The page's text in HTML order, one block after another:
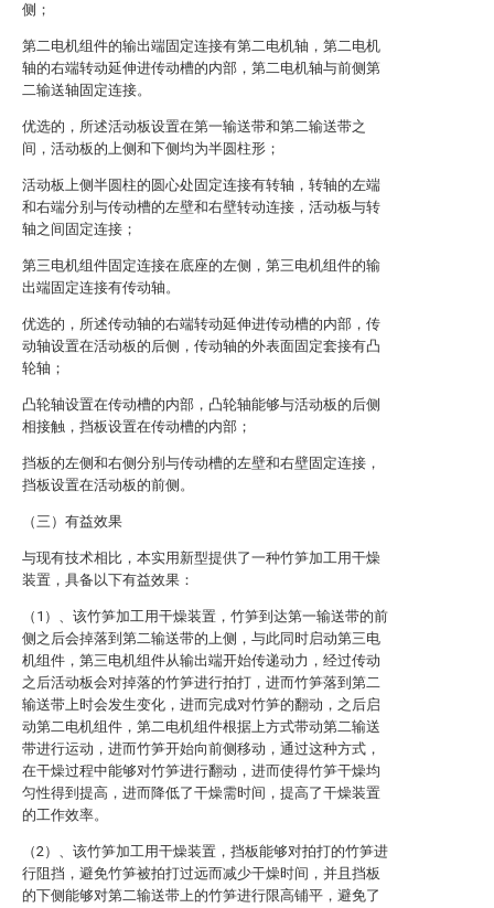
侧；
第二电机组件的输出端固定连接有第二电机轴，第二电机
轴的右端转动延伸进传动槽的内部，第二电机轴与前侧第
二输送轴固定连接。
优选的，所述活动板设置在第一输送带和第二输送带之
间，活动板的上侧和下侧均为半圆柱形；
活动板上侧半圆柱的圆心处固定连接有转轴，转轴的左端
和右端分别与传动槽的左壁和右壁转动连接，活动板与转
轴之间固定连接；
第三电机组件固定连接在底座的左侧，第三电机组件的输
出端固定连接有传动轴。
优选的，所述传动轴的右端转动延伸进传动槽的内部，传
动轴设置在活动板的后侧，传动轴的外表面固定套接有凸
轮轴；
凸轮轴设置在传动槽的内部，凸轮轴能够与活动板的后侧
相接触，挡板设置在传动槽的内部；
挡板的左侧和右侧分别与传动槽的左壁和右壁固定连接，
挡板设置在活动板的前侧。
（三）有益效果
与现有技术相比，本实用新型提供了一种竹笋加工用干燥
装置，具备以下有益效果：
（1）、该竹笋加工用干燥装置，竹笋到达第一输送带的前
侧之后会掉落到第二输送带的上侧，与此同时启动第三电
机组件，第三电机组件从输出端开始传递动力，经过传动
之后活动板会对掉落的竹笋进行拍打，进而竹笋落到第二
输送带上时会发生变化，进而完成对竹笋的翻动，之后启
动第二电机组件，第二电机组件根据上方式带动第二输送
带进行运动，进而竹笋开始向前侧移动，通过这种方式，
在干燥过程中能够对竹笋进行翻动，进而使得竹笋干燥均
匀性得到提高，进而降低了干燥需时间，提高了干燥装置
的工作效率。
（2）、该竹笋加工用干燥装置，挡板能够对拍打的竹笋进
行阻挡，避免竹笋被拍打过远而减少干燥时间，并且挡板
的下侧能够对第二输送带上的竹笋进行限高铺平，避免了